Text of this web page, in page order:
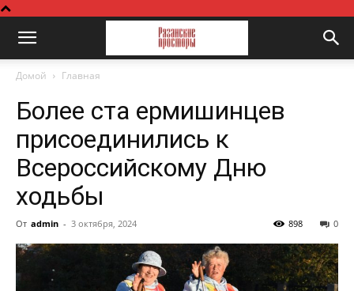
Домой Главная
Более ста ермишинцев
присоединились к
Всероссийскому Дню
ходьбы
От admin - 3 октября, 2024 0
898